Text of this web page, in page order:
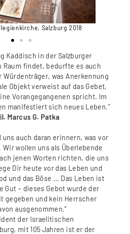
Salzburg 2018
Kaddisch in der Salzburger
findet, bedurfte es auch
was Anerkennung
Objekt verweist auf das Gebet,
Vorangegangenen spricht. Im
manifestiert sich neues Leben.”
Marcus G. Patka
uns auch daran erinnern, was vor
wollen uns als Überlebende
jenen Worten richten, die uns
Dir heute vor das Leben und
und das Böse … Das Leben ist
Gut – dieses Gebot wurde der
gegeben und kein Herrscher
ausgenommen.”
der Israelitischen
mit 105 Jahren ist er der